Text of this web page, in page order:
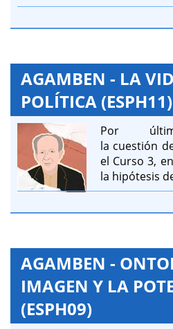
AGAMBEN - LA
POLÍTICA (ESPH11)
Por
la cuestión
el Curso 3,
la hipótesis
AGAMBEN -
IMAGEN Y LA
(ESPH09)